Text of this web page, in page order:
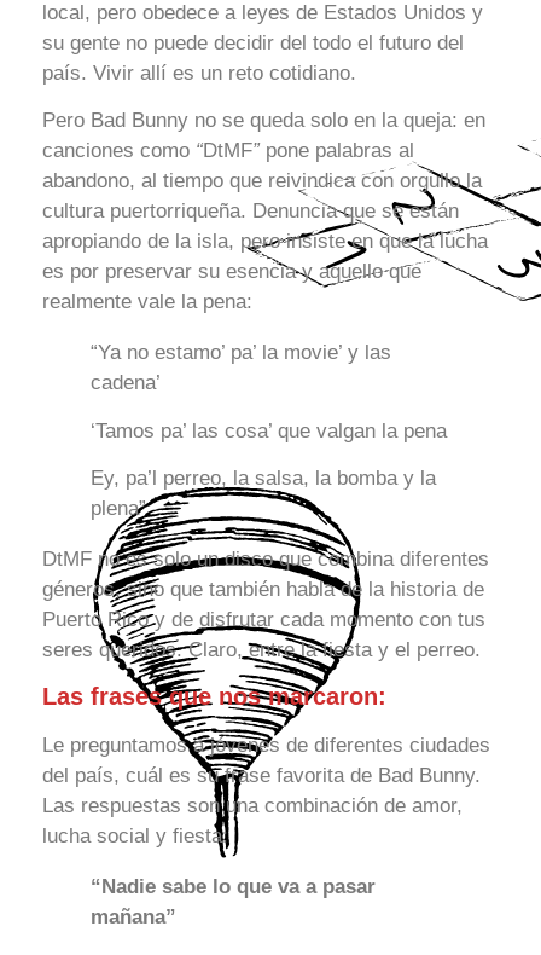
local, pero obedece a leyes de Estados Unidos y
su gente no puede decidir del todo el futuro del
país. Vivir allí es un reto cotidiano.
Pero Bad Bunny no se queda solo en la queja: en
canciones como “DtMF”pone palabras al
abandono, al tiempo que reivindica con orgullo la
cultura puertorriqueña. Denuncia que se están
apropiando de la isla, pero insiste en que la lucha
es por preservar su esencia y aquello que
realmente vale la pena:
“Ya no estamo’ pa’ la movie’ y las
cadena’
‘Tamos pa’ las cosa’ que valgan la pena
Ey, pa’l perreo, la salsa, la bomba y la
plena”
DtMF no es solo un disco que combina diferentes
géneros, sino que también habla de la historia de
Puerto Rico y de disfrutar cada momento con tus
seres queridos. Claro, entre la fiesta y el perreo.
Las frases que nos marcaron:
Le preguntamos a jóvenes de diferentes ciudades
del país, cuál es su frase favorita de Bad Bunny.
Las respuestas son una combinación de amor,
lucha social y fiesta:
“Nadie sabe lo que va a pasar
mañana”